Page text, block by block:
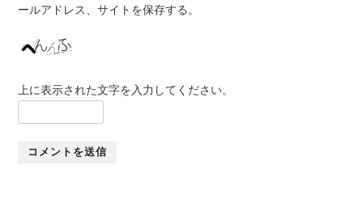
ールアドレス、サイトを保存する。
上に表示された文字を入力してください。